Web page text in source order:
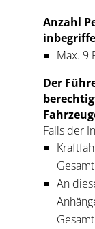
Anzahl
Max. 9
Der
Falls der
An